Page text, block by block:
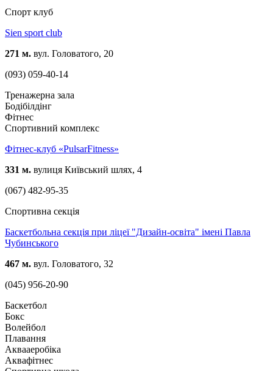
Спорт клуб
Sien sport club
271 м. вул. Головатого, 20
(093) 059-40-14
Тренажерна зала
Бодібілдінг
Фітнес
Спортивний комплекс
Фітнес-клуб «PulsarFitness»
331 м. вулиця Київський шлях, 4
(067) 482-95-35
Спортивна секція
Баскетбольна секція при ліцеї "Дизайн-освіта" імені Павла
Чубинського
467 м. вул. Головатого, 32
(045) 956-20-90
Баскетбол
Бокс
Волейбол
Плавання
Аквааеробіка
Аквафітнес